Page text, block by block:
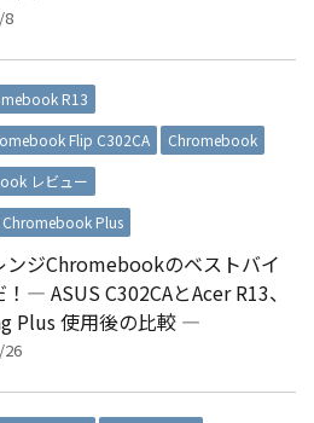
8
R13
Flip C302CA
Chromebook
レビュー
Plus
ンジChromebookのベストバイ
― ASUS C302CAとAcer R13、
Plus 使用後の比較 ―
26